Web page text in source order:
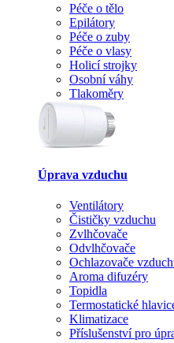
Péče o tělo
Epilátory
Péče o zuby
Péče o vlasy
Holicí strojky
Osobní váhy
Tlakoměry
Úprava vzduchu
Ventilátory
Čističky vzduchu
Zvlhčovače
Odvlhčovače
Ochlazovače
Aroma difuzéry
Topidla
Termostatické
Klimatizace
Příslušenství pro